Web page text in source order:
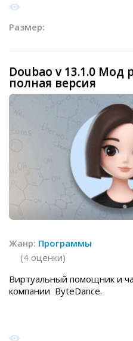
Размер:
Doubao v 13.1.0 Мод
полная версия
Жанр: Программы
(4 оценки)
Виртуальный помощник и
компании ByteDance.